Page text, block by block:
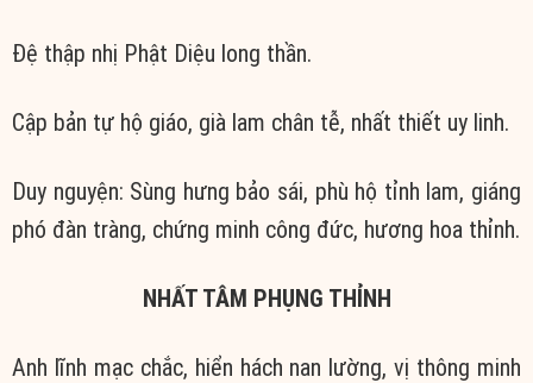
Đệ thập nhị Phật Diệu long thần.
Cập bản tự hộ giáo, già lam chân tễ, nhất thiết uy linh.
Duy nguyện: Sùng hưng bảo sái, phù hộ tỉnh lam, giáng
phó đàn tràng, chứng minh công đức, hương hoa thỉnh.
NHẤT TÂM PHỤNG THỈNH
Anh lĩnh mạc chắc, hiển hách nan lường, vị thông minh